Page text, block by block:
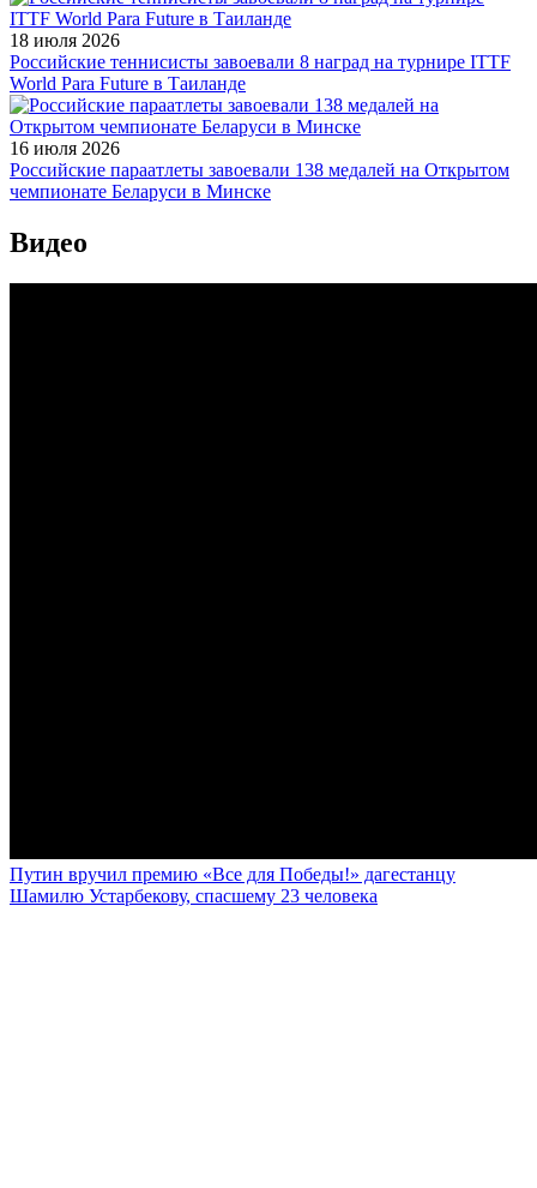
18 июля 2026
Российские теннисисты завоевали 8 наград на турнире ITTF
World Para Future в Таиланде
16 июля 2026
Российские параатлеты завоевали 138 медалей на Открытом
чемпионате Беларуси в Минске
Видео
Путин вручил премию «Все для Победы!» дагестанцу
Шамилю Устарбекову, спасшему 23 человека